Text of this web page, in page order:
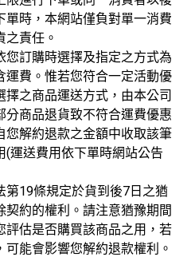
單時，本網站僅負對單一消費
之責任。
您訂購時選擇及指定之方式為
運費。惟若您符合一定活動優
擇之商品運送方式，由本公司
分商品退貨致不符合運費優惠
您解約退款之金額中收取該筆
(運送費用依下單時網站公告
第19條規定於貨到後7日之猶
契約的權利。請注意猶豫期間
評估是否購買該商品之用，若
能會影響您解約退款權利。